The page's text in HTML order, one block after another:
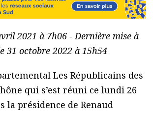
2021 à 7h06 - Dernière mise à
31 octobre 2022 à 15h54
Les Républicains des
qui s’est réuni ce lundi 26
la présidence de Renaud